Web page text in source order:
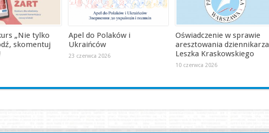
„Nie tylko
skomentuj
Apel do Polaków i
Ukraińców
23 czerwca 2026
Oświadczenie w sprawie
aresztowania dziennikarza
Leszka Kraskowskiego
10 czerwca 2026